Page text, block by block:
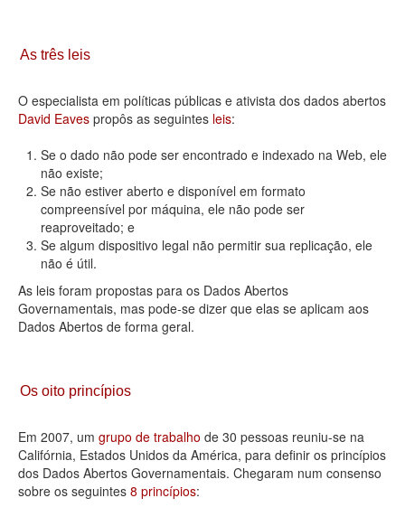
Contato
As três leis
O especialista em políticas públicas e ativista dos dados abertos
David Eaves propôs as seguintes leis:
Se o dado não pode ser encontrado e indexado na Web, ele
não existe;
Se não estiver aberto e disponível em formato
compreensível por máquina, ele não pode ser
reaproveitado; e
Se algum dispositivo legal não permitir sua replicação, ele
não é útil.
As leis foram propostas para os Dados Abertos
Governamentais, mas pode-se dizer que elas se aplicam aos
Dados Abertos de forma geral.
Os oito princípios
Em 2007, um grupo de trabalho de 30 pessoas reuniu-se na
Califórnia, Estados Unidos da América, para definir os princípios
dos Dados Abertos Governamentais. Chegaram num consenso
sobre os seguintes 8 princípios: